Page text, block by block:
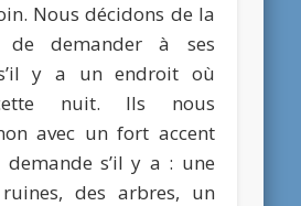
Nous décidons de la
de demander à ses
y a un endroit où
nuit. Ils nous
avec un fort accent
s’il y a : une
des arbres, un